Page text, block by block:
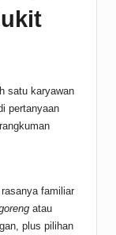
satu karyawan
pertanyaan
familiar
atau
plus pilihan